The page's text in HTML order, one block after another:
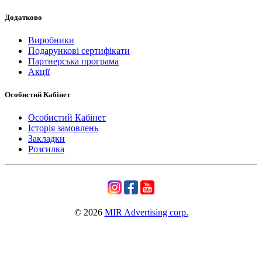
Додатково
Виробники
Подарункові сертифікати
Партнерська програма
Акції
Особистий Кабінет
Особистий Кабінет
Історія замовлень
Закладки
Розсилка
© 2026 MIR Advertising corp.